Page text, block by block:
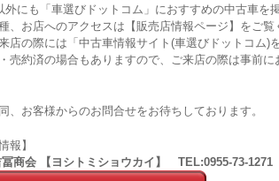
外にも「車選びドットコム」におすすめの中古車を
、お店へのアクセスは【販売店情報ページ】をご覧
店の際には「中古車情報サイト(車選びドットコム)
売約済の場合もありますので、ご来店の際は事前
、お客様からのお問合せをお待ちしております。
情報】
冨商会 【ヨシトミショウカイ】 TEL:0955-73-